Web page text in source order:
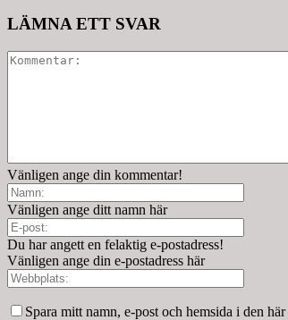
LÄMNA ETT SVAR
Vänligen ange din kommentar!
Vänligen ange ditt namn här
Du har angett en felaktig e-postadress!
Vänligen ange din e-postadress här
Spara mitt namn, e-post och hemsida i den